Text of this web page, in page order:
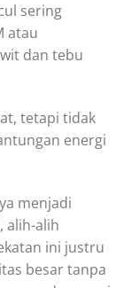
sering
atau
dan tebu
tetapi tidak
energi
menjadi
alih-alih
ini justru
besar tanpa